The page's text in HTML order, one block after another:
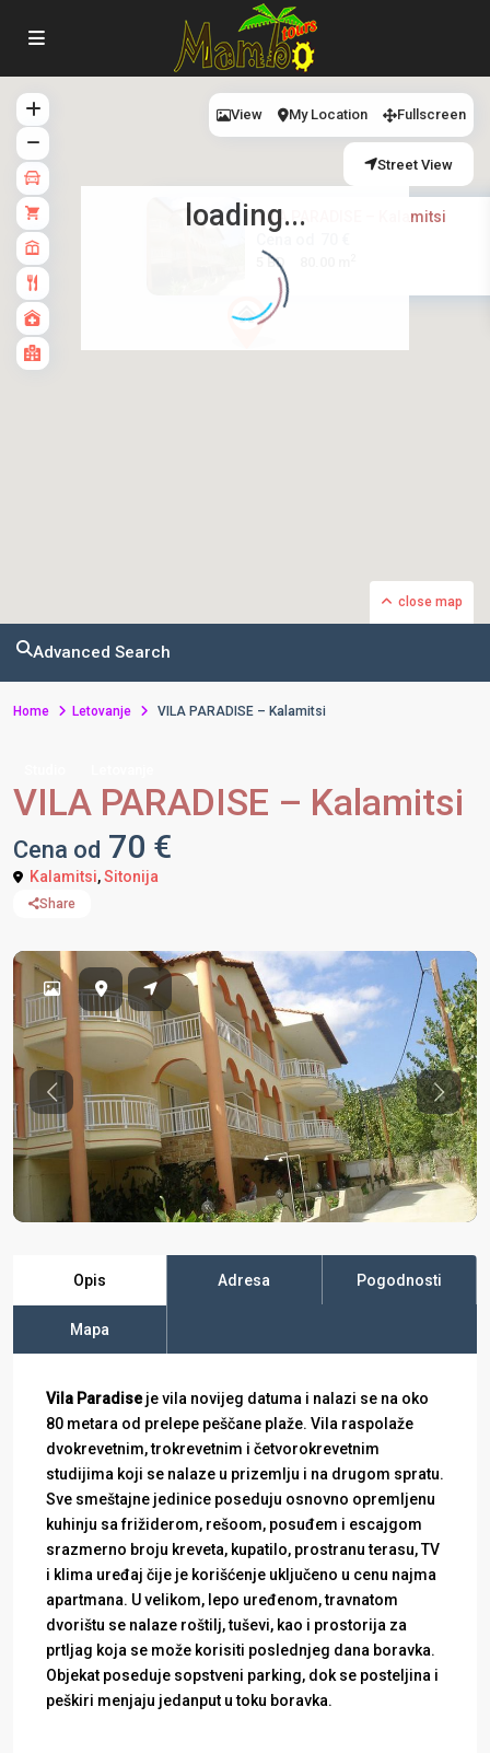
VILA PARADISE – Kalamitsi
5 BD
loading...
close map
View My Location Fullscreen
Street View
Advanced Search
Home Letovanje VILA PARADISE – Kalamitsi
VILA PARADISE – Kalamitsi
Cena od 70 €
Kalamitsi,Sitonija
Share
Previous
Opis Adresa Pogodnosti
Mapa
Vila Paradiseje vila novijeg datuma i nalazi se na oko
80 metara od prelepe peščane plaže. Vila raspolaže
dvokrevetnim, trokrevetnim i četvorokrevetnim
studijima koji se nalaze u prizemlju i na drugom spratu.
Sve smeštajne jedinice poseduju osnovno opremljenu
kuhinju sa frižiderom, rešoom, posuđem i escajgom
srazmerno broju kreveta, kupatilo, prostranu terasu, TV
i klima uređaj čije je korišćenje uključeno u cenu najma
apartmana. U velikom, lepo uređenom, travnatom
dvorištu se nalaze roštilj, tuševi, kao i prostorija za
prtljag koja se može korisiti poslednjeg dana boravka.
Objekat poseduje sopstveni parking, dok se posteljina i
peškiri menjaju jedanput u toku boravka.